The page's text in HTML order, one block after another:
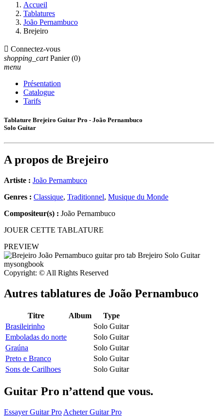
Accueil
Tablatures
João Pernambuco
Brejeiro
 Connectez-vous
shopping_cart Panier (0)
menu
Présentation
Catalogue
Tarifs
Tablature Brejeiro Guitar Pro - João Pernambuco
Solo Guitar
A propos de Brejeiro
Artiste : João Pernambuco
Genres : Classique, Traditionnel, Musique du Monde
Compositeur(s) : João Pernambuco
JOUER CETTE TABLATURE
PREVIEW
Copyright: © All Rights Reserved
Autres tablatures de João Pernambuco
Titre Album
Type
Brasileirinho
Solo Guitar
Emboladas do norte
Solo Guitar
Graúna
Solo Guitar
Preto e Branco
Solo Guitar
Sons de Carilhoes
Solo Guitar
Guitar Pro n’attend que vous.
Essayer Guitar Pro Acheter Guitar Pro